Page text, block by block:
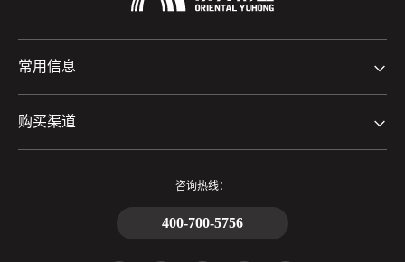
常用信息
购买渠道
咨询热线：
400-700-5756